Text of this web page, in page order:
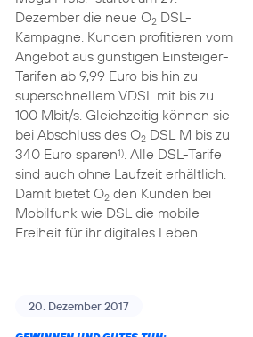
Dezember die neue O2DSL-
Kampagne. Kunden profitieren vom
Angebot aus günstigen Einsteiger-
Tarifen ab 9,99 Euro bis hin zu
superschnellem VDSL mit bis zu
100 Mbit/s. Gleichzeitig können sie
bei Abschluss des O2DSL M bis zu
340 Euro sparen1). Alle DSL-Tarife
sind auch ohne Laufzeit erhältlich.
Damit bietet O2den Kunden bei
Mobilfunk wie DSL die mobile
Freiheit für ihr digitales Leben.
20. Dezember 2017